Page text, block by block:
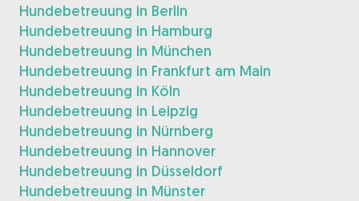
Hundebetreuung in Berlin
Hundebetreuung in Hamburg
Hundebetreuung in München
Hundebetreuung in Frankfurt am Main
Hundebetreuung in Köln
Hundebetreuung in Leipzig
Hundebetreuung in Nürnberg
Hundebetreuung in Hannover
Hundebetreuung in Düsseldorf
Hundebetreuung in Münster